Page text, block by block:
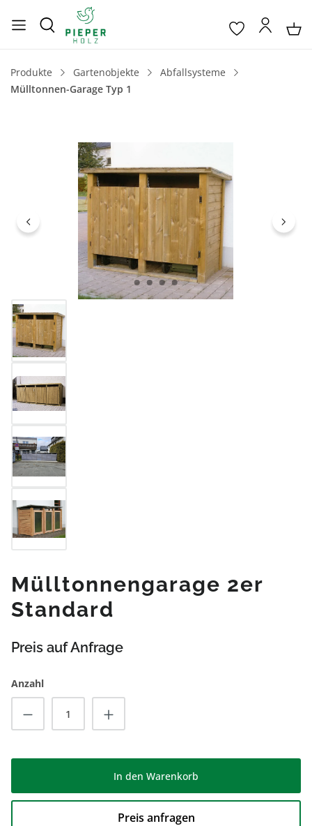
Produkte Gartenobjekte
Abfallsysteme
Mülltonnen-Garage Typ 1
Bildergalerie überspringen
Mülltonnengarage 2er
Standard
Preis auf Anfrage
Anzahl
Produkt Anzahl: Gib den gewünschten
In den Warenkorb
Preis anfragen